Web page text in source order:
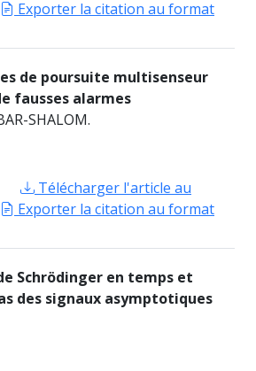
Exporter la citation au format
de poursuite multisenseur
fausses alarmes
SHALOM.
Télécharger l'article au
Exporter la citation au format
Schrödinger en temps et
des signaux asymptotiques